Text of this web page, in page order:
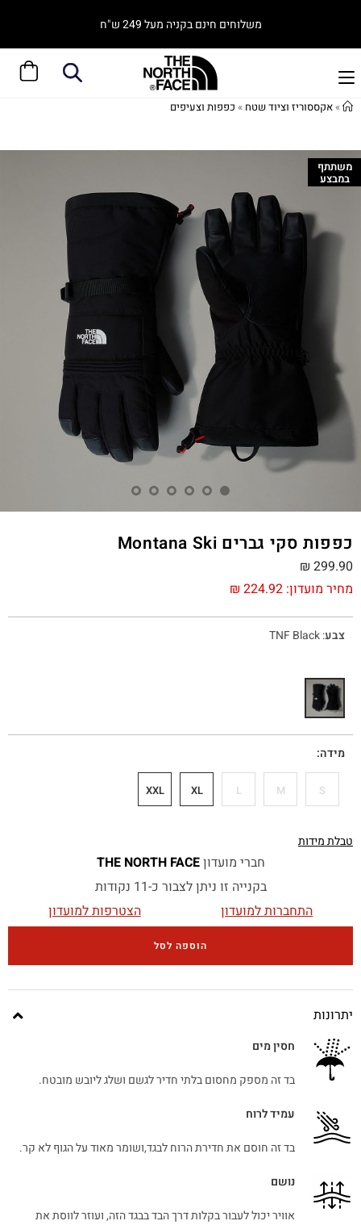
משלוחים חינם בקניה מעל 249 ש"ח
»אקססוריז וציוד שטח » כפפות וצעיפים
משתתף
במבצע
כפפות סקי גברים Montana Ski
מחיר מועדון: ₪ 224.92
₪ 299.90
צבע:
TNF Black
מידה
S
M
L
XL
XXL
טבלת מידות
חברי מועדוןTHE NORTH FACE
בקנייה זו ניתן לצבור כ-11 נקודות
התחברות למועדון
הצטרפות למועדון
הוספה לסל
יתרונות
חסין מים
בד זה מספק מחסום בלתי חדיר לגשם ושלג ליובש מובטח.
עמיד לרוח
בד זה חוסם את חדירת הרוח לבגד,ושומר מאוד על הגוף לא קר.
נושם
אוויר יכול לעבור בקלות דרך הבד בבגד הזה, ועוזר לווסת את